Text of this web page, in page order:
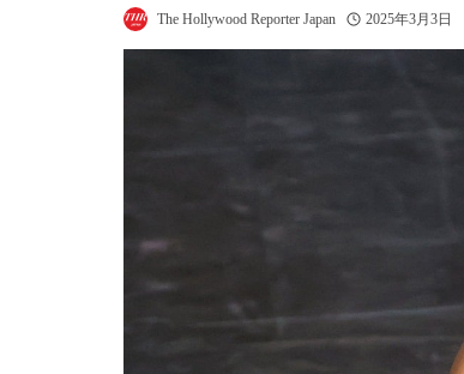
The Hollywood Reporter Japan 2025年3月3日